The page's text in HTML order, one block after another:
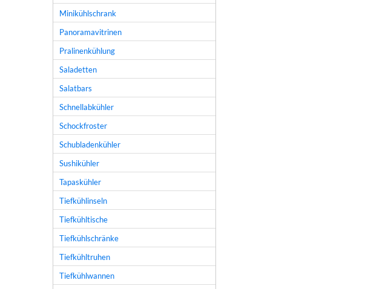
Minikühlschrank
Panoramavitrinen
Pralinenkühlung
Saladetten
Salatbars
Schnellabkühler
Schockfroster
Schubladenkühler
Sushikühler
Tapaskühler
Tiefkühlinseln
Tiefkühltische
Tiefkühlschränke
Tiefkühltruhen
Tiefkühlwannen